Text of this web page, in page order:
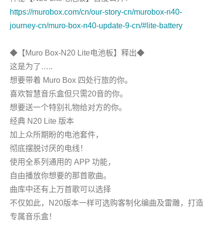
https://murobox.com/cn/our-story-cn/murobox-n40-
journey-cn/muro-box-n40-update-9-cn/#lite-battery
◆【Muro Box-N20 Lite电池板】释出◆
这是为了…..
想要带着 Muro Box 四处行旅的你。
喜欢智慧音乐盒但只需20音的你。
想要送一个特别礼物给对方的你。
经典 N20 Lite 版本
加上众所期盼的电池套件，
彻底摆脱讨厌的电线！
使用全系列通用的 APP 功能，
自由播放你想要的那首歌曲。
曲库中还有上万首歌可以选择
不仅如此，N20版本一样可选购客制化编曲及雷雕，打造
专属音乐盒！